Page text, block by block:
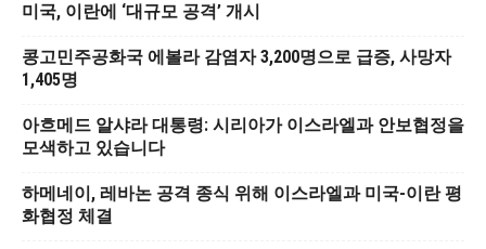
미국, 이란에 ‘대규모 공격’ 개시
콩고민주공화국 에볼라 감염자 3,200명으로 급증, 사망자
1,405명
아흐메드 알샤라 대통령: 시리아가 이스라엘과 안보협정을
모색하고 있습니다
하메네이, 레바논 공격 종식 위해 이스라엘과 미국-이란 평
화협정 체결